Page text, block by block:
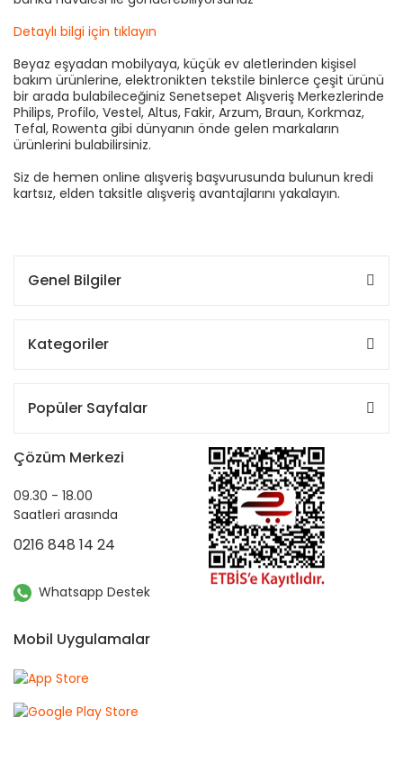
Detaylı bilgi için tıklayın
Beyaz eşyadan mobilyaya, küçük ev aletlerinden kişisel
bakım ürünlerine, elektronikten tekstile binlerce çeşit ürünü
bir arada bulabileceğiniz Senetsepet Alışveriş Merkezlerinde
Philips, Profilo, Vestel, Altus, Fakir, Arzum, Braun, Korkmaz,
Tefal, Rowenta gibi dünyanın önde gelen markaların
ürünlerini bulabilirsiniz.
Siz de hemen online alışveriş başvurusunda bulunun kredi
kartsız, elden taksitle alışveriş avantajlarını yakalayın.
Genel Bilgiler
Kategoriler
Popüler Sayfalar
Çözüm Merkezi
09.30 - 18.00
Saatleri arasında
0216 848 14 24
Whatsapp Destek
Mobil Uygulamalar